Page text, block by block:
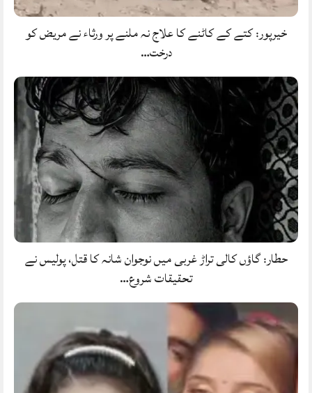
خیرپور: کتے کے کاٹنے کا علاج نہ ملنے پر ورثاء نے مریض کو
درخت…
حطار: گاؤں کالی تراڑ غربی میں نوجوان شانہ کا قتل، پولیس نے
تحقیقات شروع…